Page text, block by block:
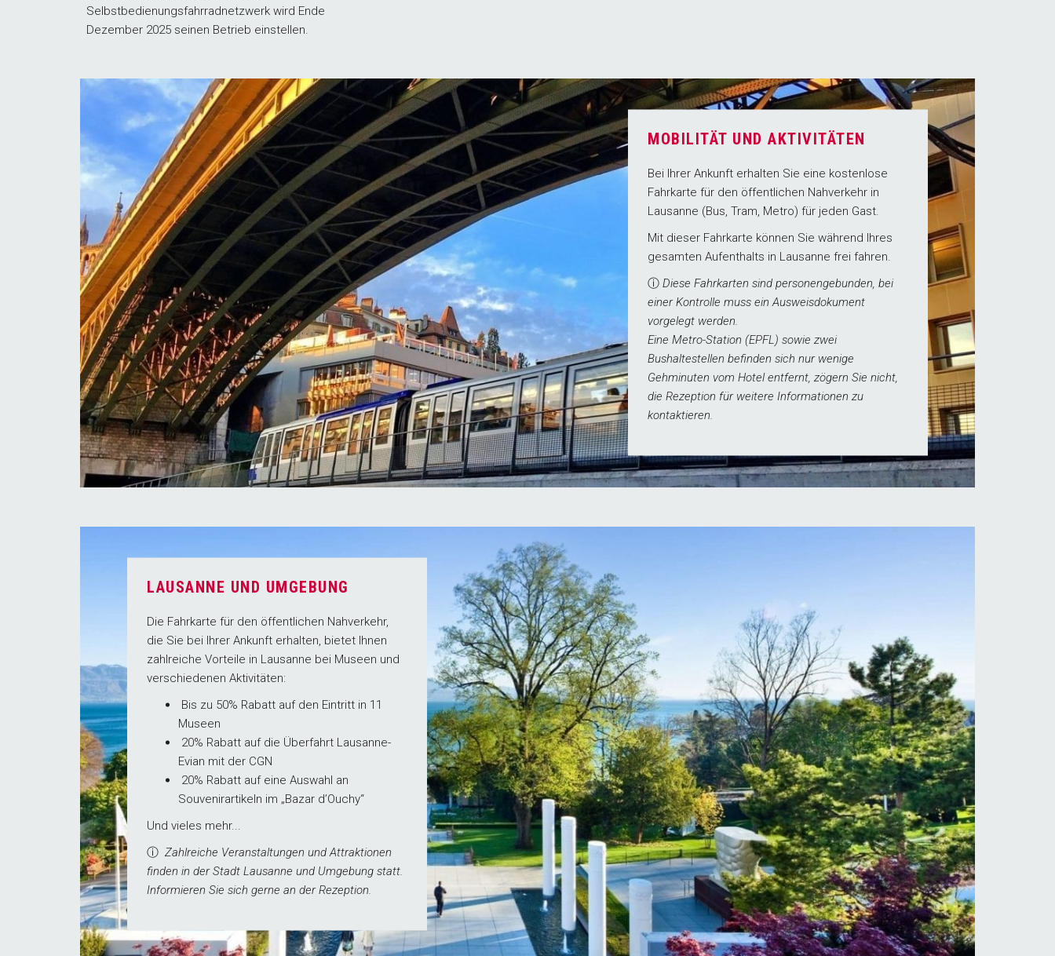
Selbstbedienungsfahrradnetzwerk wird Ende
Dezember 2025 seinen Betrieb einstellen.
MOBILITÄT UND AKTIVITÄTEN
Bei Ihrer Ankunft erhalten Sie eine kostenlose
Fahrkarte für den öffentlichen Nahverkehr in
Lausanne (Bus, Tram, Metro) für jeden Gast.
Mit dieser Fahrkarte können Sie während Ihres
gesamten Aufenthalts in Lausanne frei fahren.
ⓘ Diese Fahrkarten sind personengebunden, bei
einer Kontrolle muss ein Ausweisdokument
vorgelegt werden.
Eine Metro-Station (EPFL) sowie zwei
Bushaltestellen befinden sich nur wenige
Gehminuten vom Hotel entfernt, zögern Sie nicht,
die Rezeption für weitere Informationen zu
kontaktieren.
LAUSANNE UND UMGEBUNG
Die Fahrkarte für den öffentlichen Nahverkehr,
die Sie bei Ihrer Ankunft erhalten, bietet Ihnen
zahlreiche Vorteile in Lausanne bei Museen und
verschiedenen Aktivitäten:
Bis zu 50% Rabatt auf den Eintritt in 11
Museen
20% Rabatt auf die Überfahrt Lausanne-
Evian mit der CGN
20% Rabatt auf eine Auswahl an
Souvenirartikeln im „Bazar d’Ouchy“
Und vieles mehr...
ⓘ Zahlreiche Veranstaltungen und Attraktionen
finden in der Stadt Lausanne und Umgebung statt.
Informieren Sie sich gerne an der Rezeption.